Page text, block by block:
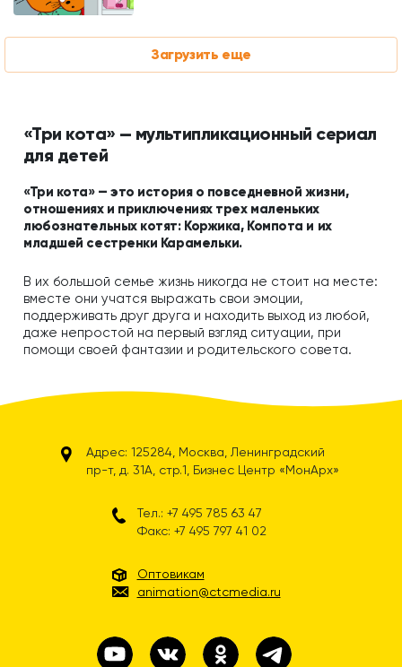
Загрузить еще
«Три кота» — мультипликационный сериал
для детей
«Три кота» — это история о повседневной жизни,
отношениях и приключениях трех маленьких
любознательных котят: Коржика, Компота и их
младшей сестренки Карамельки.
В их большой семье жизнь никогда не стоит на месте:
вместе они учатся выражать свои эмоции,
поддерживать друг друга и находить выход из любой,
даже непростой на первый взгляд ситуации, при
помощи своей фантазии и родительского совета.
Адрес: 125284, Москва, Ленинградский
пр-т, д. 31А, стр.1, Бизнес Центр «МонАрх»
Тел.: +7 495 785 63 47
Факс: +7 495 797 41 02
Оптовикам
animation@ctcmedia.ru